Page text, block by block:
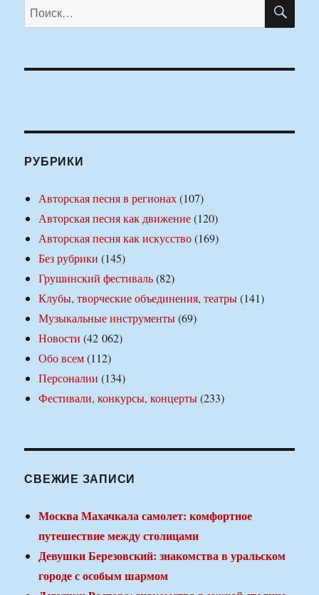
Искать:
РУБРИКИ
Авторская песня в регионах(107)
Авторская песня как движение(120)
Авторская песня как искусство(169)
Без рубрики (145)
Грушинский фестиваль(82)
Клубы, творческие объединения, театры(141)
Музыкальные инструменты(69)
Новости (42 062)
Обо всем(112)
Персоналии (134)
Фестивали, конкурсы, концерты(233)
СВЕЖИЕ ЗАПИСИ
Москва Махачкала самолет: комфортное
путешествие между столицами
Девушки Березовский: знакомства в уральском
городе с особым шармом